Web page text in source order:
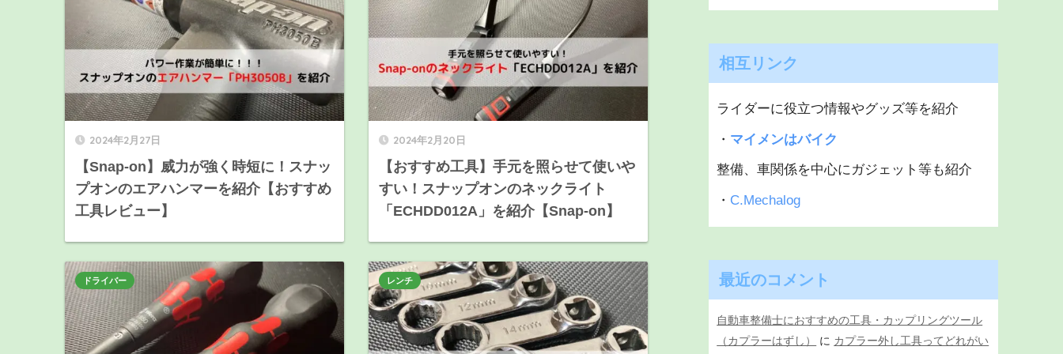
2024年2月27日
【Snap-on】威力が強く時短に！スナッ
プオンのエアハンマーを紹介【おすすめ
工具レビュー】
2024年2月20日
【おすすめ工具】手元を照らせて使いや
すい！スナップオンのネックライト
「ECHDD012A」を紹介【Snap-on】
ドライバー レンチ
相互リンク
ライダーに役立つ情報やグッズ等を紹介
・ マイメンはバイク
整備、車関係を中心にガジェット等も紹介
・ C.Mechalog
最近のコメント
自動車整備士におすすめの工具・カップリングツール
（カプラーはずし）
に カプラー外し工具ってどれがい